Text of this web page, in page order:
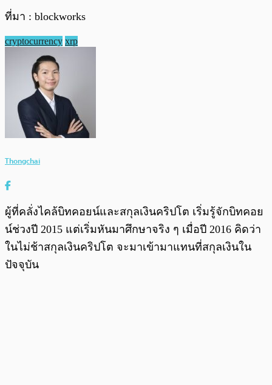
ที่มา : blockworks
cryptocurrency xrp
Thongchai
ผู้ที่คลั่งไคล้บิทคอยน์และสกุลเงินคริปโต เริ่มรู้จักบิทคอย
น์ช่วงปี 2015 แต่เริ่มหันมาศึกษาจริง ๆ เมื่อปี 2016 คิดว่า
ในไม่ช้าสกุลเงินคริปโต จะมาเข้ามาแทนที่สกุลเงินใน
ปัจจุบัน